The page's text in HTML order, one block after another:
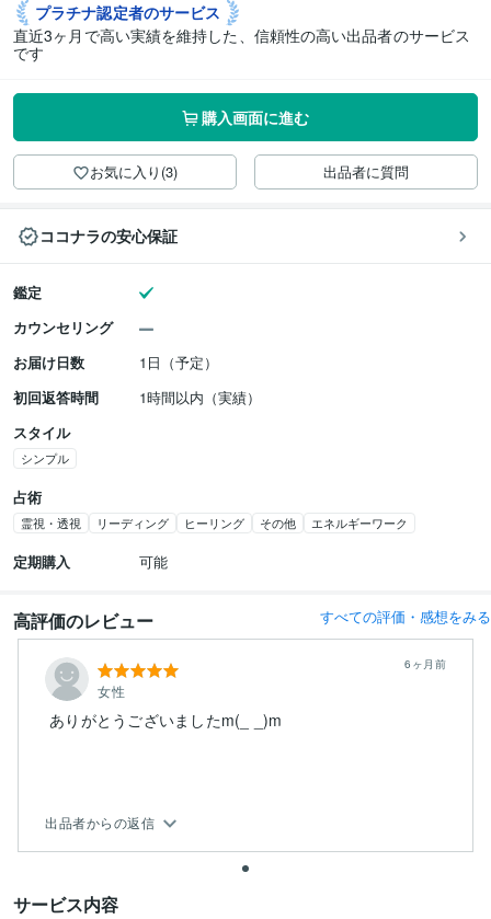
プラチナ認定者のサービス
直近3ヶ月で高い実績を維持した、信頼性の高い出品者のサービス
です
購入画面に進む
お気に入り(3) 出品者に質問
ココナラの安心保証
鑑定
カウンセリング
お届け日数
1日（予定）
初回返答時間
1時間以内（実績）
スタイル
シンプル
占術
霊視・透視 リーディング ヒーリング その他 エネルギーワーク
定期購入 可能
高評価のレビュー すべての評価・感想をみる
女性
6ヶ月前
ありがとうございましたm(_ _)m
出品者からの返信
サービス内容